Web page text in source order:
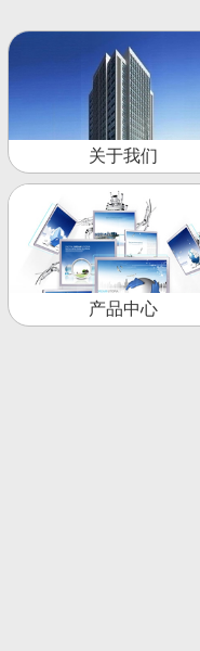
关于我们
产品中心